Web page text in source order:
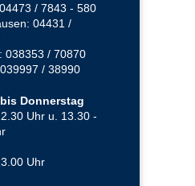
/ 7843 - 580
04431 /
038353 / 70870
/ 38990
Donnerstag
Uhr u. 13.30 -
Uhr